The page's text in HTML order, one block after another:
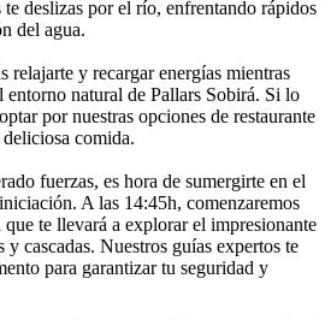
te deslizas por el río, enfrentando rápidos
del agua.
relajarte y recargar energías mientras
natural de Pallars Sobirá. Si lo
por nuestras opciones de restaurante
comida.
fuerzas, es hora de sumergirte en el
A las 14:45h, comenzaremos
que te llevará a explorar el impresionante
y cascadas. Nuestros guías expertos te
para garantizar tu seguridad y